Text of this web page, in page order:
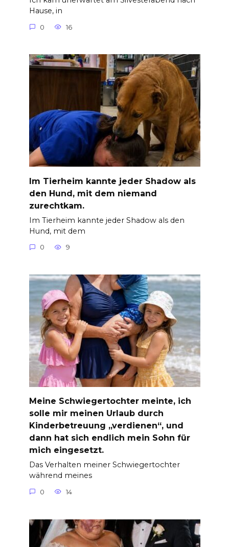
Hause, in
0 16
Im Tierheim kannte jeder Shadow als
den Hund, mit dem niemand
zurechtkam.
Im Tierheim kannte jeder Shadow als den
Hund, mit dem
0 9
Meine Schwiegertochter meinte, ich
solle mir meinen Urlaub durch
Kinderbetreuung „verdienen“, und
dann hat sich endlich mein Sohn für
mich eingesetzt.
Das Verhalten meiner Schwiegertochter
während meines
0 14